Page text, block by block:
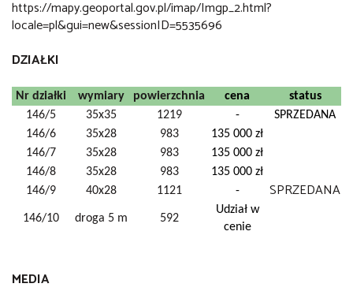
https://mapy.geoportal.gov.pl/imap/Imgp_2.html?
locale=pl&gui=new&sessionID=5535696
DZIAŁKI
Nr działki wymiary powierzchnia cena
status
146/5
35x35 1219 -
SPRZEDANA
146/6
35x28 983
135 000 zł
146/7
35x28 983
135 000 zł
146/8
35x28 983
135 000 zł
146/9
40x28 1121 - SPRZEDANA
146/10 droga 5 m 592
Udział w
cenie
MEDIA